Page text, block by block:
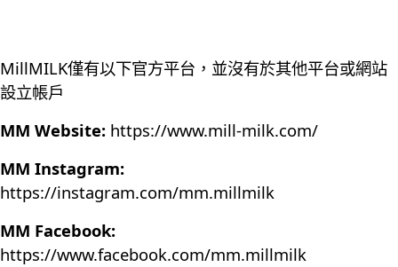
MillMILK僅有以下官方平台，並沒有於其他平台或網站
設立帳戶
MM Website: https://www.mill-milk.com/
MM Instagram:
https://instagram.com/mm.millmilk
MM Facebook:
https://www.facebook.com/mm.millmilk